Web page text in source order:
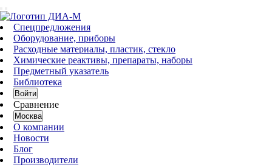
Спецпредложения
Оборудование, приборы
Расходные материалы, пластик, стекло
Химические реактивы, препараты, наборы
Предметный указатель
Библиотека
Войти
Сравнение
Москва
О компании
Новости
Блог
Производители